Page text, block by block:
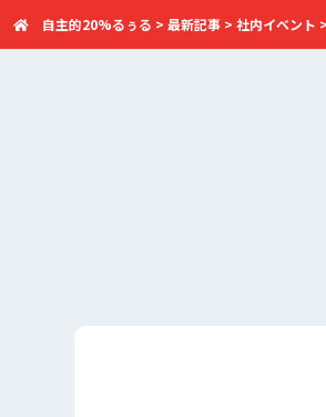
自主的20%るぅる > 最新記事 > 社内イベント >